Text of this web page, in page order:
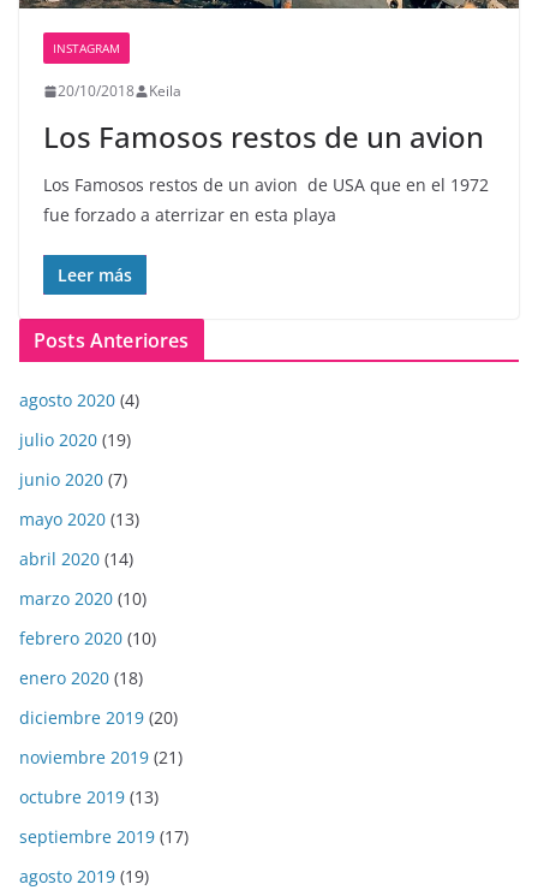
INSTAGRAM
20/10/2018 Keila
Los Famosos restos de un avion
Los Famosos restos de un avion ️ de USA que en el 1972
fue forzado a aterrizar en esta playa
Leer más
Posts Anteriores
agosto 2020 (4)
julio 2020 (19)
junio 2020 (7)
mayo 2020 (13)
abril 2020 (14)
marzo 2020 (10)
febrero 2020 (10)
enero 2020 (18)
diciembre 2019 (20)
noviembre 2019 (21)
octubre 2019 (13)
septiembre 2019 (17)
agosto 2019 (19)